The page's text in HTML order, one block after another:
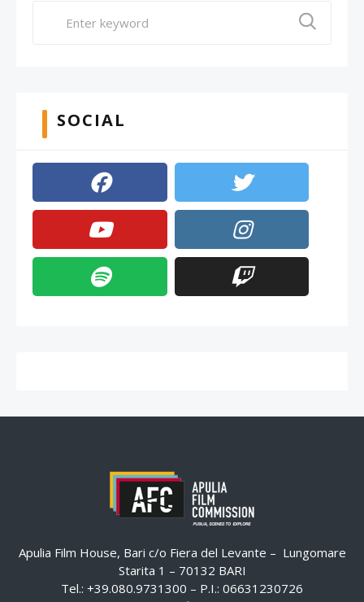
SOCIAL
Apulia Film House, Bari c/o Fiera del Levante – Lungomare
Starita 1 – 70132 BARI
Tel.: +39.080.9731300 – P.I.: 06631230726